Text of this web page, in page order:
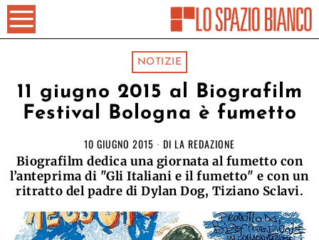
NOTIZIE
11 giugno 2015 al Biografilm
Festival Bologna è fumetto
10 GIUGNO 2015 DI LA REDAZIONE
Biografilm dedica una giornata al fumetto con
l’anteprima di "Gli Italiani e il fumetto" e con un
ritratto del padre di Dylan Dog, Tiziano Sclavi.